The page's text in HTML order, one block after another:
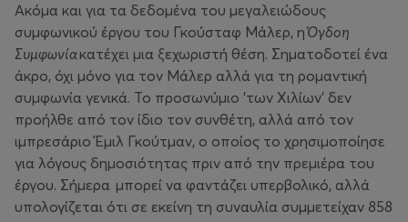
Ακόμα και για τα δεδομένα του μεγαλειώδους
συμφωνικού έργου του Γκούσταφ Μάλερ, ηΌγδοη
Συμφωνίακατέχει μια ξεχωριστή θέση. Σηματοδοτεί ένα
άκρο, όχι μόνο για τον Μάλερ αλλά για τη ρομαντική
συμφωνία γενικά. Το προσωνύμιο 'των Χιλίων' δεν
προήλθε από τον ίδιο τον συνθέτη, αλλά από τον
ιμπρεσάριο Έμιλ Γκούτμαν, ο οποίος το χρησιμοποίησε
για λόγους δημοσιότητας πριν από την πρεμιέρα του
έργου. Σήμερα μπορεί να φαντάζει υπερβολικό, αλλά
υπολογίζεται ότι σε εκείνη τη συναυλία συμμετείχαν 858